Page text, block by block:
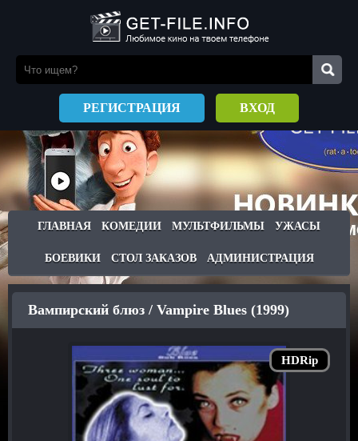
РЕГИСТРАЦИЯ ВХОД
ГЛАВНАЯ КОМЕДИИ МУЛЬТФИЛЬМЫ УЖАСЫ
БОЕВИКИ СТОЛ ЗАКАЗОВ АДМИНИСТРАЦИЯ
HDRip
Вампирский блюз / Vampire Blues (1999)